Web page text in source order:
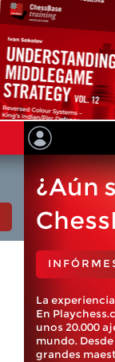
¿Aún
La
En
unos 20.000
mundo.
grandes